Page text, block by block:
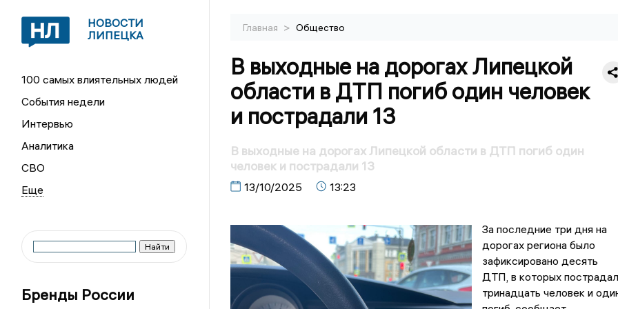
НОВОСТИ
ЛИПЕЦКА
100 самых влиятельных людей
События недели
Интервью
Аналитика
СВО
Бренды России
Главная > Общество
В выходные на дорогах Липецкой
области в ДТП погиб один человек
и пострадали 13
В выходные на дорогах Липецкой области в ДТП погиб один
человек и пострадали 13
13/10/2025 13:23
За последние три дня на
дорогах региона было
зафиксировано десять
ДТП, в которых
тринадцать человек и